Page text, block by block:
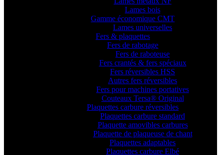
Lames bois
Gamme économique CMT
Lames universelles
Fers & plaquettes
Fers de rabotage
Fers de raboteuse
Fers crantés & fers spéciaux
Fers réversibles HSS
Autres fers réversibles
Fers pour machines portatives
Couteaux Tersa® Original
Plaquettes carbure réversibles
Plaquettes carbure standard
Plaquette amovibles carbures
Plaquette de plaqueuse de chant
Plaquettes adaptables
Plaquettes carbure Elbé